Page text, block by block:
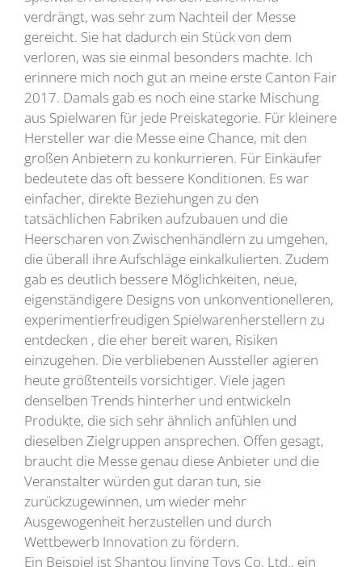
verdrängt, was sehr zum Nachteil der Messe
gereicht. Sie hat dadurch ein Stück von dem
verloren, was sie einmal besonders machte. Ich
erinnere mich noch gut an meine erste Canton Fair
2017. Damals gab es noch eine starke Mischung
aus Spielwaren für jede Preiskategorie. Für kleinere
Hersteller war die Messe eine Chance, mit den
großen Anbietern zu konkurrieren. Für Einkäufer
bedeutete das oft bessere Konditionen. Es war
einfacher, direkte Beziehungen zu den
tatsächlichen Fabriken aufzubauen und die
Heerscharen von Zwischenhändlern zu umgehen,
die überall ihre Aufschläge einkalkulierten. Zudem
gab es deutlich bessere Möglichkeiten, neue,
eigenständigere Designs von unkonventionelleren,
experimentierfreudigen Spielwarenherstellern zu
entdecken , die eher bereit waren, Risiken
einzugehen. Die verbliebenen Aussteller agieren
heute größtenteils vorsichtiger. Viele jagen
denselben Trends hinterher und entwickeln
Produkte, die sich sehr ähnlich anfühlen und
dieselben Zielgruppen ansprechen. Offen gesagt,
braucht die Messe genau diese Anbieter und die
Veranstalter würden gut daran tun, sie
zurückzugewinnen, um wieder mehr
Ausgewogenheit herzustellen und durch
Wettbewerb Innovation zu fördern.
Ein Beispiel ist Shantou Jinying Toys Co. Ltd., ein